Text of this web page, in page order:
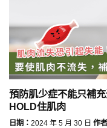
預防肌少症不能只補
HOLD住肌肉
日期： 2024 年 5 月 30 日 作